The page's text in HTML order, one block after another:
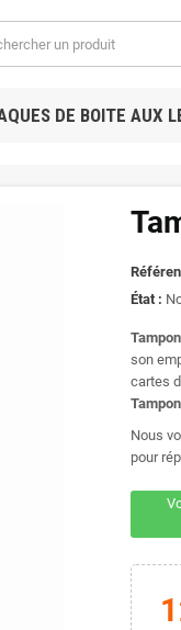
DE BOITE AUX
État :
son
cartes
Nous
pour